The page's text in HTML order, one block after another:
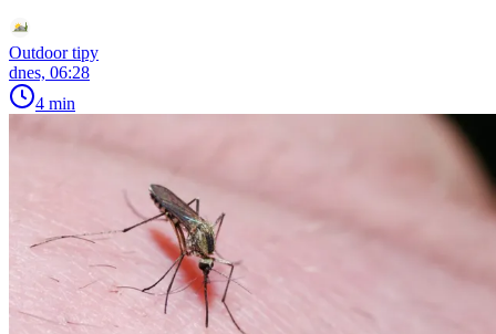
Outdoor tipy
dnes, 06:28
4 min